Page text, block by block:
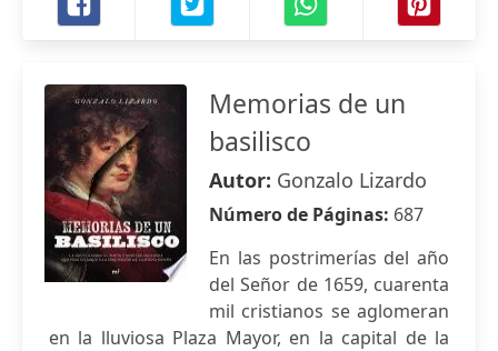
Memorias de un
basilisco
Autor: Gonzalo Lizardo
Número de Páginas: 687
En las postrimerías del año
del Señor de 1659, cuarenta
mil cristianos se aglomeran
en la lluviosa Plaza Mayor, en la capital de la